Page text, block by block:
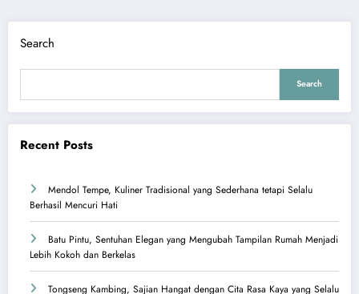
Search
Search
Recent Posts
Mendol Tempe, Kuliner Tradisional yang Sederhana tetapi Selalu
Berhasil Mencuri Hati
Batu Pintu, Sentuhan Elegan yang Mengubah Tampilan Rumah Menjadi
Lebih Kokoh dan Berkelas
Tongseng Kambing, Sajian Hangat dengan Cita Rasa Kaya yang Selalu